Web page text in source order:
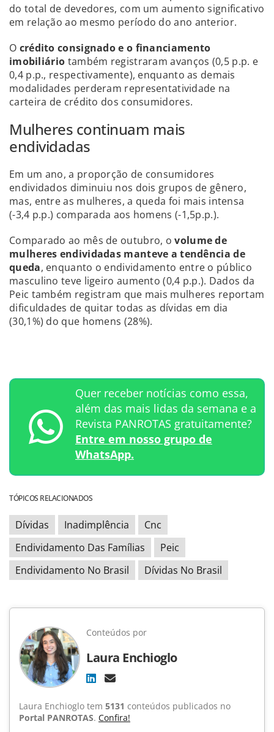
do total de devedores, com um aumento significativo
em relação ao mesmo período do ano anterior.
O crédito consignado e o financiamento
imobiliário também registraram avanços (0,5 p.p. e
0,4 p.p., respectivamente), enquanto as demais
modalidades perderam representatividade na
carteira de crédito dos consumidores.
Mulheres continuam mais
endividadas
Em um ano, a proporção de consumidores
endividados diminuiu nos dois grupos de gênero,
mas, entre as mulheres, a queda foi mais intensa
(-3,4 p.p.) comparada aos homens (-1,5p.p.).
Comparado ao mês de outubro, ovolume de
mulheres endividadas manteve a tendência de
queda, enquanto o endividamento entre o público
masculino teve ligeiro aumento (0,4 p.p.). Dados da
Peic também registram que mais mulheres reportam
dificuldades de quitar todas as dívidas em dia
(30,1%) do que homens (28%).
Quer receber notícias como essa,
além das mais lidas da semana e a
Revista PANROTAS gratuitamente?
Entre em nosso grupo de
WhatsApp.
TÓPICOS RELACIONADOS
Dívidas Inadimplência
Cnc
Endividamento Das Famílias
Peic
Endividamento No Brasil
Dívidas No Brasil
Conteúdos por
Laura Enchioglo
Laura Enchioglo tem 5131 conteúdos publicados no
Portal PANROTAS. Confira!